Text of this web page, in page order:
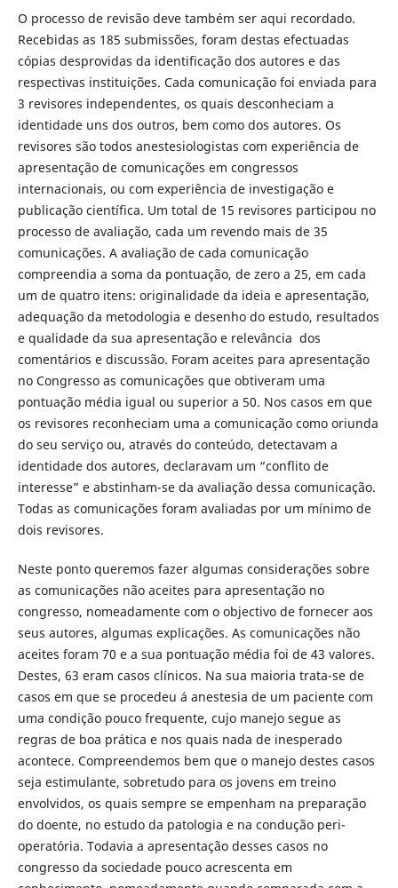
O processo de revisão deve também ser aqui recordado.
Recebidas as 185 submissões, foram destas efectuadas
cópias desprovidas da identificação dos autores e das
respectivas instituições. Cada comunicação foi enviada para
3 revisores independentes, os quais desconheciam a
identidade uns dos outros, bem como dos autores. Os
revisores são todos anestesiologistas com experiência de
apresentação de comunicações em congressos
internacionais, ou com experiência de investigação e
publicação científica. Um total de 15 revisores participou no
processo de avaliação, cada um revendo mais de 35
comunicações. A avaliação de cada comunicação
compreendia a soma da pontuação, de zero a 25, em cada
um de quatro itens: originalidade da ideia e apresentação,
adequação da metodologia e desenho do estudo, resultados
e qualidade da sua apresentação e relevância dos
comentários e discussão. Foram aceites para apresentação
no Congresso as comunicações que obtiveram uma
pontuação média igual ou superior a 50. Nos casos em que
os revisores reconheciam uma a comunicação como oriunda
do seu serviço ou, através do conteúdo, detectavam a
identidade dos autores, declaravam um “conflito de
interesse” e abstinham-se da avaliação dessa comunicação.
Todas as comunicações foram avaliadas por um mínimo de
dois revisores.
Neste ponto queremos fazer algumas considerações sobre
as comunicações não aceites para apresentação no
congresso, nomeadamente com o objectivo de fornecer aos
seus autores, algumas explicações. As comunicações não
aceites foram 70 e a sua pontuação média foi de 43 valores.
Destes, 63 eram casos clínicos. Na sua maioria trata-se de
casos em que se procedeu á anestesia de um paciente com
uma condição pouco frequente, cujo manejo segue as
regras de boa prática e nos quais nada de inesperado
acontece. Compreendemos bem que o manejo destes casos
seja estimulante, sobretudo para os jovens em treino
envolvidos, os quais sempre se empenham na preparação
do doente, no estudo da patologia e na condução peri-
operatória. Todavia a apresentação desses casos no
congresso da sociedade pouco acrescenta em